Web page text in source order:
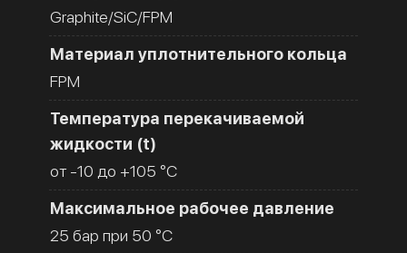
Graphite/SiC/FPM
Материал уплотнительного кольца
FPM
Температура перекачиваемой
жидкости (t)
от -10 до +105 °C
Максимальное рабочее давление
25 бар при 50 °C